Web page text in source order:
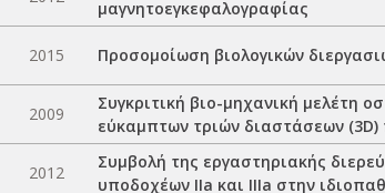
μαγνητοεγκεφαλογραφίας
2015 Προσομοίωση βιολογικών
2009
Συγκριτική βιο-μηχανική μελέτη
εύκαμπτων τριών διαστάσεων
2012
Συμβολή της εργαστηριακής
υποδοχέων IIa και IIIa στην